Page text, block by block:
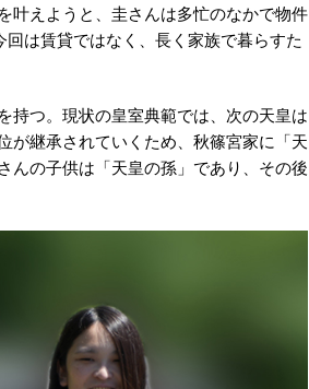
叶えようと、圭さんは多忙のなかで物件
回は賃貸ではなく、長く家族で暮らすた
持つ。現状の皇室典範では、次の天皇は
が継承されていくため、秋篠宮家に「天
んの子供は「天皇の孫」であり、その後